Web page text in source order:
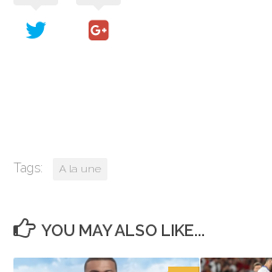
Tags: A la une
YOU MAY ALSO LIKE...